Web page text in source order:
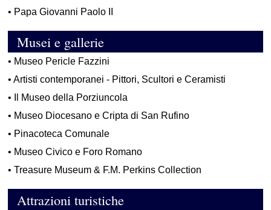
• Papa Giovanni Paolo II
Musei e gallerie
• Museo Pericle Fazzini
•Artisti contemporanei - Pittori, Scultori e Ceramisti
•
Il Museo della Porziuncola
• Museo Diocesano e Cripta di San Rufino
• Pinacoteca Comunale
• Museo Civico e Foro Romano
•Treasure Museum & F.M. Perkins Collection
Attrazioni turistiche